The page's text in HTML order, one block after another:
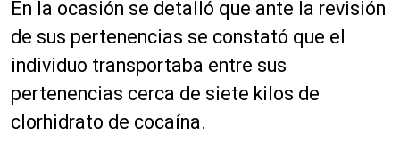
En la ocasión se detalló que ante la revisión
de sus pertenencias se constató que el
individuo transportaba entre sus
pertenencias cerca de siete kilos de
clorhidrato de cocaína.